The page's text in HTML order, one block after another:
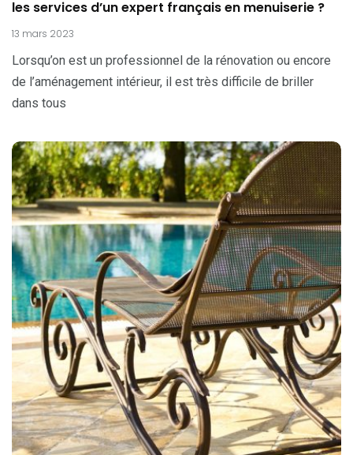
les services d’un expert français en menuiserie ?
13 mars 2023
Lorsqu’on est un professionnel de la rénovation ou encore
de l’aménagement intérieur, il est très difficile de briller
dans tous